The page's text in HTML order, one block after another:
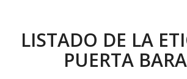
LISTADO DE LA
PUERTA